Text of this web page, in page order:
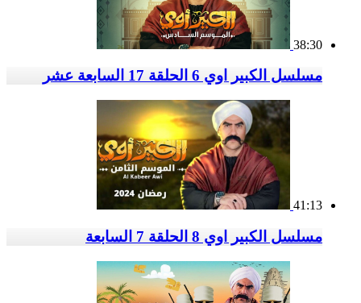
38:30
مسلسل الكبير اوي 6 الحلقة 17 السابعة عشر
41:13
مسلسل الكبير اوي 8 الحلقة 7 السابعة